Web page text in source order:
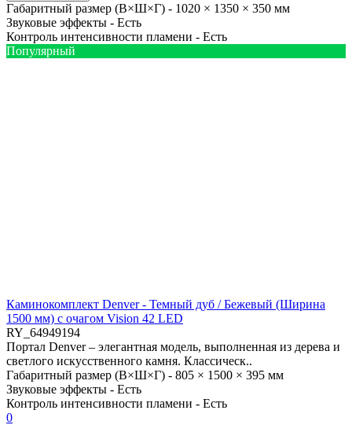
Габаритный размер (В×Ш×Г) - 1020 × 1350 × 350 мм
Звуковые эффекты - Есть
Контроль интенсивности пламени - Есть
Популярный
Каминокомплект Denver - Темный дуб / Бежевый (Ширина
1500 мм) с очагом Vision 42 LED
RY_64949194
Портал Denver – элегантная модель, выполненная из дерева и
светлого искусственного камня. Классическ..
Габаритный размер (В×Ш×Г) - 805 × 1500 × 395 мм
Звуковые эффекты - Есть
Контроль интенсивности пламени - Есть
0